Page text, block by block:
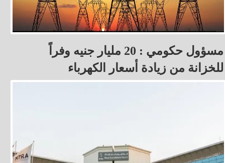
مسؤول حكومي : 20 مليار جنيه وفراً
للخزانة من زيادة أسعار الكهرباء